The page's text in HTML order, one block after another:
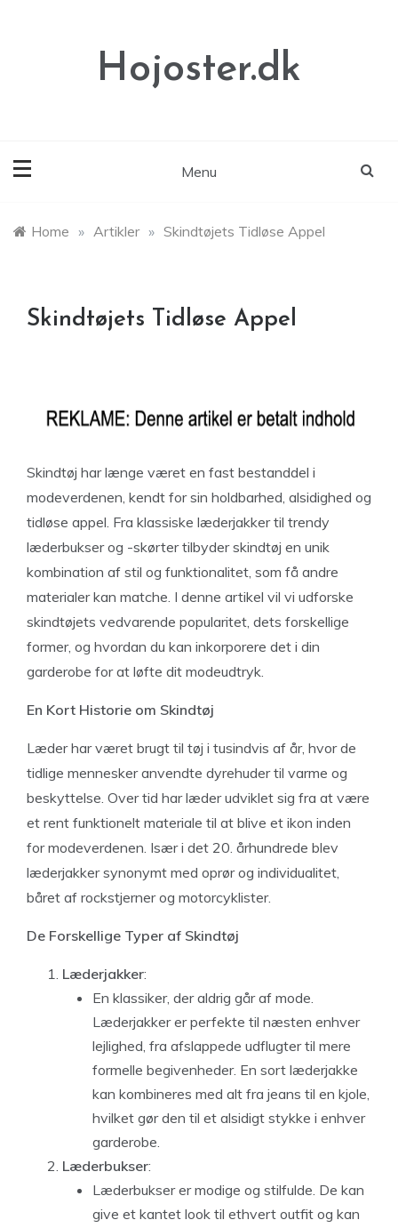
Hojoster.dk
Menu
Home » Artikler » Skindtøjets Tidløse Appel
Skindtøjets Tidløse Appel
Skindtøj har længe været en fast bestanddel i
modeverdenen, kendt for sin holdbarhed, alsidighed og
tidløse appel. Fra klassiske læderjakker til trendy
læderbukser og -skørter tilbyder skindtøj en unik
kombination af stil og funktionalitet, som få andre
materialer kan matche. I denne artikel vil vi udforske
skindtøjets vedvarende popularitet, dets forskellige
former, og hvordan du kan inkorporere det i din
garderobe for at løfte dit modeudtryk.
En Kort Historie om Skindtøj
Læder har været brugt til tøj i tusindvis af år, hvor de
tidlige mennesker anvendte dyrehuder til varme og
beskyttelse. Over tid har læder udviklet sig fra at være
et rent funktionelt materiale til at blive et ikon inden
for modeverdenen. Især i det 20. århundrede blev
læderjakker synonymt med oprør og individualitet,
båret af rockstjerner og motorcyklister.
De Forskellige Typer af Skindtøj
Læderjakker:
En klassiker, der aldrig går af mode.
Læderjakker er perfekte til næsten enhver
lejlighed, fra afslappede udflugter til mere
formelle begivenheder. En sort læderjakke
kan kombineres med alt fra jeans til en kjole,
hvilket gør den til et alsidigt stykke i enhver
garderobe.
Læderbukser:
Læderbukser er modige og stilfulde. De kan
give et kantet look til ethvert outfit og kan